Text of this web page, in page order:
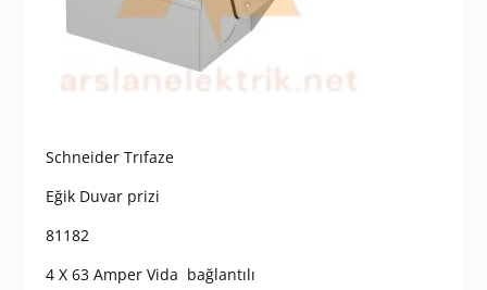
Schneider Trıfaze
Eğik Duvar prizi
81182
4 X 63 Amper Vida bağlantılı